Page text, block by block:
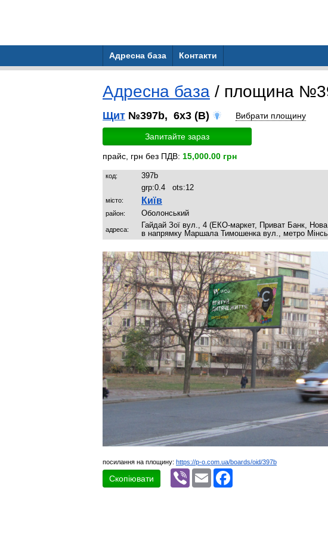
Адресна база Контакти
Адресна база / площина
Щит №397b, 6x3 (B) Вибрати площину
Запитайте зараз
прайс, грн без ПДВ: 15,000.00 грн
код:
397b
grp:0.4 ots:12
місто: Київ
район: Оболонський
адреса:
Гайдай Зої вул., 4 (ЕКО-маркет, Приват Банк,
в напрямку Маршала Тимошенка вул., метро
посилання на площину: https://p-o.com.ua/boards/oid/397b
Скопіювати
Viber Email